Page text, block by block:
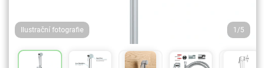
Ilustrační fotografie 1/5